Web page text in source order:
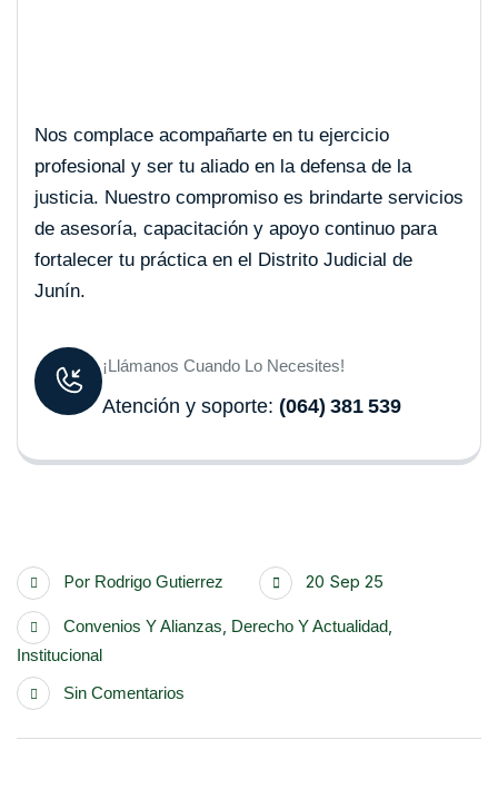
Nos complace acompañarte en tu ejercicio
profesional y ser tu aliado en la defensa de la
justicia. Nuestro compromiso es brindarte servicios
de asesoría, capacitación y apoyo continuo para
fortalecer tu práctica en el Distrito Judicial de
Junín.
¡Llámanos Cuando Lo Necesites!
Atención y soporte: (064) 381 539
Por Rodrigo Gutierrez 20 Sep 25
Convenios Y Alianzas, Derecho Y Actualidad,
Institucional
Sin Comentarios